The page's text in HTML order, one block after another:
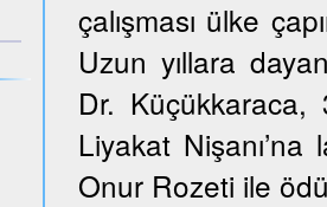
çalışması ülke
Uzun yıllara
Dr.
Liyakat
Onur Rozeti ile